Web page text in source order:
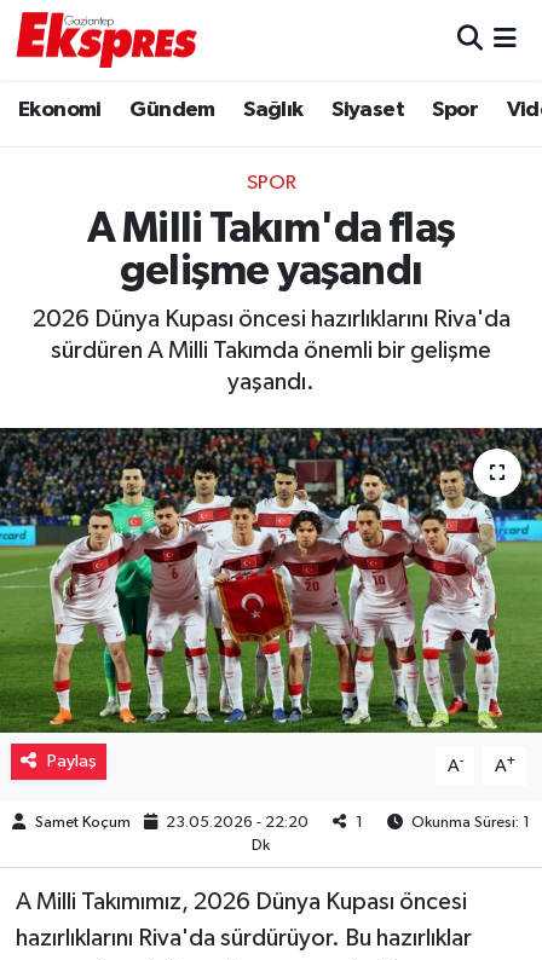
Ekonomi Gündem Sağlık Siyaset Spor
SPOR
A Milli Takım'da flaş
gelişme yaşandı
2026 Dünya Kupası öncesi hazırlıklarını Riva'da
sürdüren A Milli Takımda önemli bir gelişme
yaşandı.
Paylaş A- A+
Samet Koçum 23.05.2026 - 22:20 1
Okunma Süresi: 1
Dk
A Milli Takımımız, 2026 Dünya Kupası öncesi
hazırlıklarını Riva'da sürdürüyor. Bu hazırlıklar
Ekonomi
Gaziantep son dakika
Genel
Gündem
Kültür Sanat
Magazin
Müzik
Piyasa
Resmi İlanlar
Sağlık
Sinemalar
Siyaset
Trafik Durumu
Puan Durumu ve Fikstür
Tüm Manşetler
Son Dakika Haberleri